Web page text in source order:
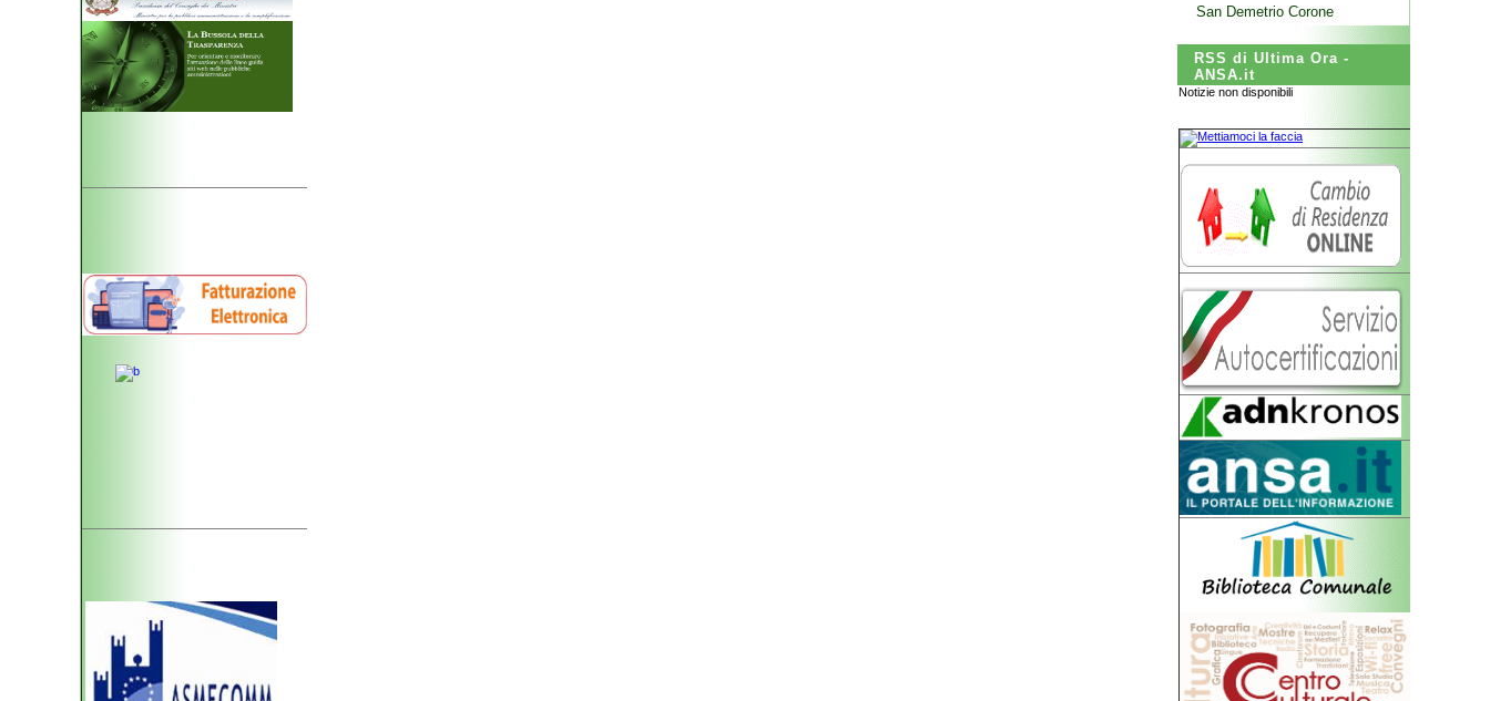
San Demetrio Corone
RSS di Ultima Ora -
ANSA.it
Notizie non disponibili